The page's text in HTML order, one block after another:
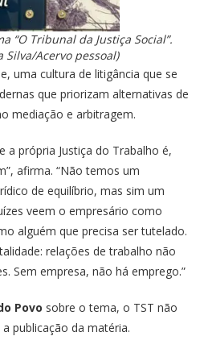
“O Tribunal da Justiça Social”.
Silva/Acervo pessoal)
uma cultura de litigância que se
que priorizam alternativas de
mediação e arbitragem.
a própria Justiça do Trabalho é,
afirma. “Não temos um
de equilíbrio, mas sim um
veem o empresário como
alguém que precisa ser tutelado.
relações de trabalho não
Sem empresa, não há emprego.”
Povo sobre o tema, o TST não
publicação da matéria.